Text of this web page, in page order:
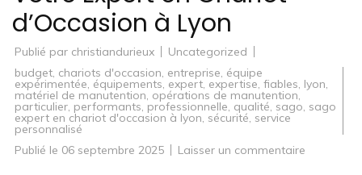
d’Occasion à Lyon
Publié par christiandurieux
Uncategorized
budget, chariots d'occasion, entreprise, équipe
expérimentée, équipements, expert, expertise, fiables, lyon,
matériel de manutention, opérations de manutention,
particulier, performants, professionnelle, qualité, sago, sago
expert en chariot d'occasion à lyon, sécurité, service
personnalisé
Publié le 06 septembre 2025 Laisser un commentaire